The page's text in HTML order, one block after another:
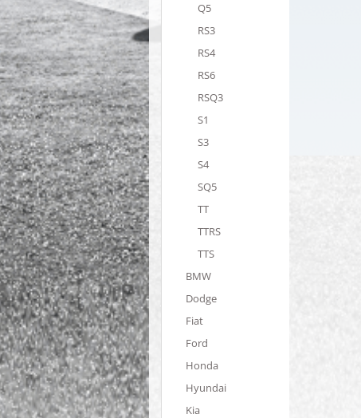
Q5
RS3
RS4
RS6
RSQ3
S1
S3
S4
SQ5
TT
TTRS
TTS
BMW
Dodge
Fiat
Ford
Honda
Hyundai
Kia